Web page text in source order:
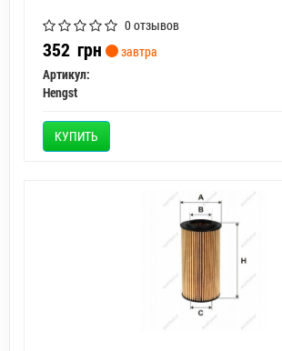
0 отзывов
352 грн
завтра
Артикул:
Hengst
КУПИТЬ